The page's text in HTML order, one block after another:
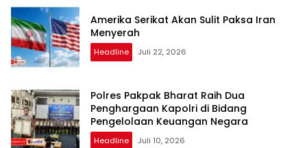
Amerika Serikat Akan Sulit Paksa Iran
Menyerah
Headline Juli 22, 2026
Polres Pakpak Bharat Raih Dua
Penghargaan Kapolri di Bidang
Pengelolaan Keuangan Negara
Headline Juli 10, 2026